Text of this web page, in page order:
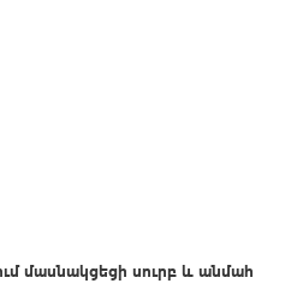
մասնակցեցի սուրբ և անմահ